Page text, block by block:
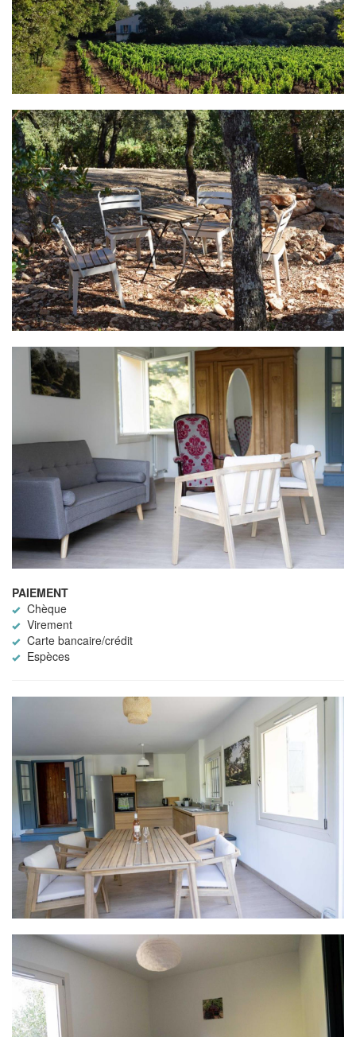
PAIEMENT
Chèque
Virement
Carte bancaire/crédit
Espèces